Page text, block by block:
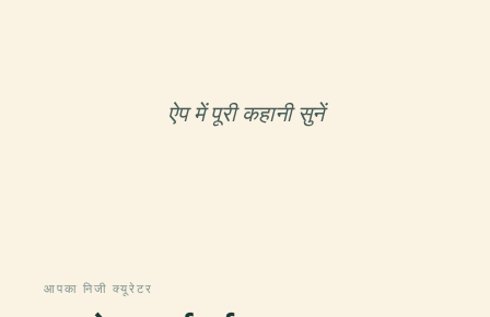
ऐप में पूरी कहानी सुनें
आपका निजी क्यूरेटर